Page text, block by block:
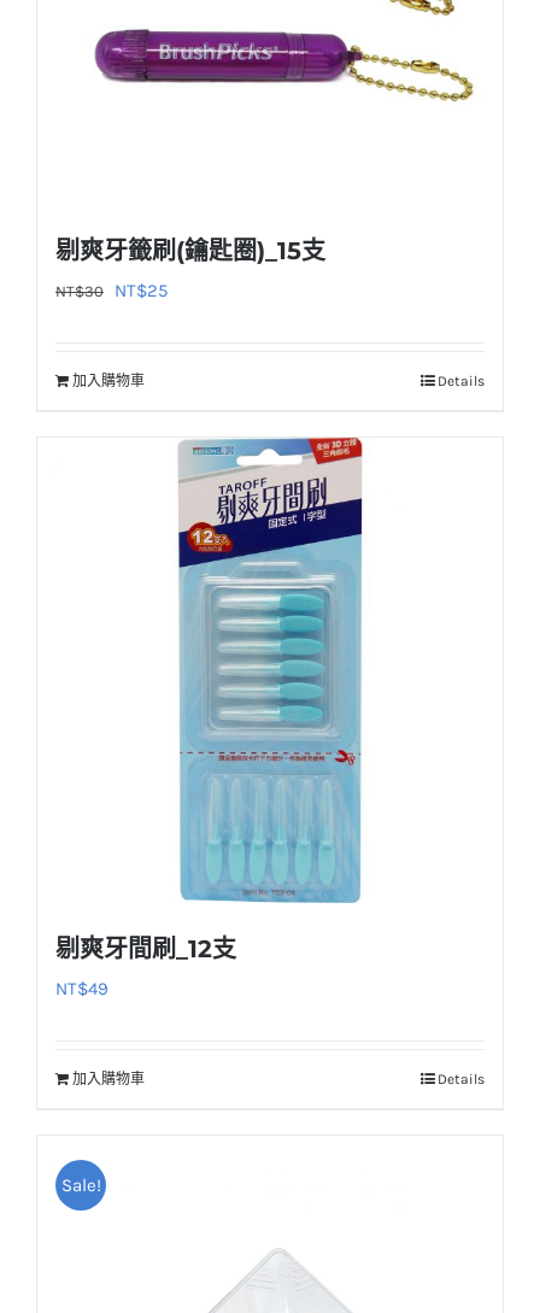
剔爽牙籤刷(鑰匙圈)_15支
NT$30
原
格：
NT$25目
加入購物車 Details
剔爽牙間刷_12支
NT$49
加入購物車 Details
Sale!